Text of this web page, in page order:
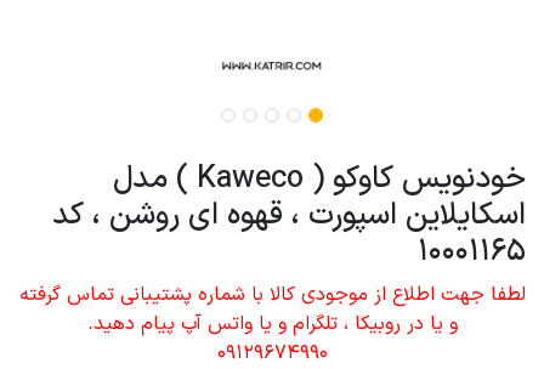
خودنویس کاوکو ( Kaweco ) مدل
اسکایلاین اسپورت ، قهوه ای روشن ، کد
10001165
لطفا جهت اطلاع از موجودی کالا با شماره پشتیبانی تماس گرفته
و یا در روبیکا ، تلگرام و یا واتس آپ پیام دهید.
09129674990